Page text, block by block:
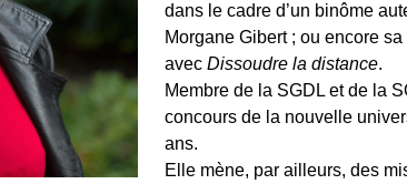
dans le cadre d’un binôme
Morgane Gibert ; ou encore
avec Dissoudre la distance.
Membre de la SGDL et de la
concours de la nouvelle
ans.
Elle mène, par ailleurs, des